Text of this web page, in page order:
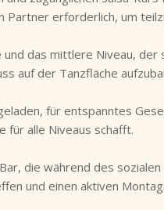
Partner erforderlich, um
das mittlere Niveau,
auf der Tanzfläche
für entspanntes
für alle Niveaus schafft.
die während des
und einen aktiven